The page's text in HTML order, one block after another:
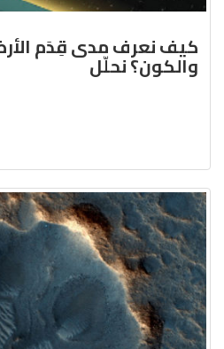
كيف نعرف مدى قِدَم
والكون؟ نحلّل